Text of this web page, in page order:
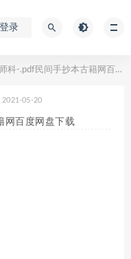
登录
-.pdf民间手抄本古籍网百度网盘下载
2021-05-20
网百度网盘下载